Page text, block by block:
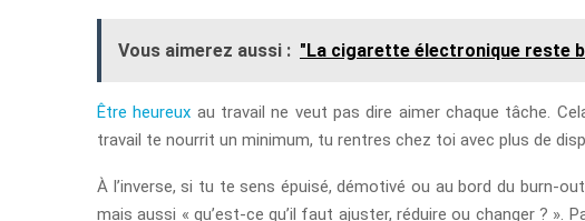
Vous aimerez aussi : "La cigarette électronique reste
Être heureux au travail ne veut pas dire aimer chaque tâche.
travail te nourrit un minimum, tu rentres chez toi avec plus de
À l’inverse, si tu te sens épuisé, démotivé ou au bord du burn-
mais aussi « qu’est-ce qu’il faut ajuster, réduire ou changer ?